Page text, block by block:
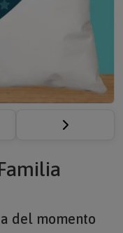
del momento